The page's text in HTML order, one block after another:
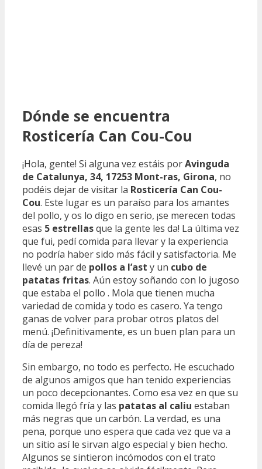
Dónde se encuentra
Rosticería Can Cou-Cou
¡Hola, gente! Si alguna vez estáis porAvinguda
de Catalunya, 34, 17253 Mont-ras, Girona, no
podéis dejar de visitar la Rosticería Can Cou-
Cou. Este lugar es un paraíso para los amantes
del pollo, y os lo digo en serio, ¡se merecen todas
esas 5 estrellasque la gente les da! La última vez
que fui, pedí comida para llevar y la experiencia
no podría haber sido más fácil y satisfactoria. Me
llevé un par de pollos a l’ast y un cubo de
patatas fritas. Aún estoy soñando con lo jugoso
que estaba el pollo . Mola que tienen mucha
variedad de comida y todo es casero. Ya tengo
ganas de volver para probar otros platos del
menú. ¡Definitivamente, es un buen plan para un
día de pereza!
Sin embargo, no todo es perfecto. He escuchado
de algunos amigos que han tenido experiencias
un poco decepcionantes. Como esa vez en que su
comida llegó fría y las patatas al caliu estaban
más negras que un carbón. La verdad, es una
pena, porque uno espera que cada vez que va a
un sitio así le sirvan algo especial y bien hecho.
Algunos se sintieron incómodos con el trato